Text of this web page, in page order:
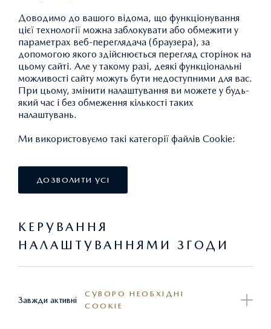
ЗАХИСТИТИ ТЕ, ЩО Є ВАЖЛИВИМ ДЛЯ
ВАС
Даний розділ був створений для того, щоб вам було
випадку, якщо на вашому автомобілі є невиконані
сервісні кампанії. У випадку наявності невиконаних
зверніться до найближчого
якнайшвидше для проведення безкоштовного ремонту.
Доводимо до вашого відома, що функціонування
цієї технології можна заблокувати або обмежити у
параметрах веб-переглядача (браузера), за
допомогою якого здійснюється перегляд сторінок на
цьому сайті. Але у такому разі, деякі функціональні
можливості сайту можуть бути недоступними для вас.
При цьому, змінити налаштування ви можете у будь-
який час і без обмеження кількості таких
налаштувань.
Ми використовуємо такі категорії файлів Cookie:
ДОЗВОЛИТИ УСІ
КЕРУВАННЯ
НАЛАШТУВАННЯМИ ЗГОДИ
Завжди активні
СУВОРО НЕОБХІДНІ
COOKIE